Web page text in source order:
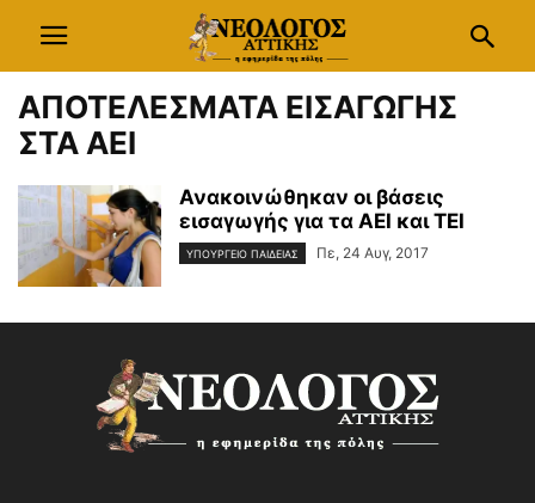
ΑΠΟΤΕΛΕΣΜΑΤΑ ΕΙΣΑΓΩΓΗΣ
ΣΤΑ ΑΕΙ
Ανακοινώθηκαν οι βάσεις
εισαγωγής για τα ΑΕΙ και ΤΕΙ
ΥΠΟΥΡΓΕΙΟ ΠΑΙΔΕΙΑΣ Πε, 24 Αυγ, 2017